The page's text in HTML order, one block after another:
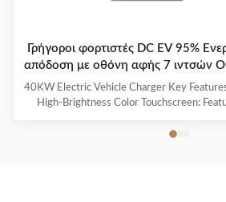
Γρήγοροι φορτιστές DC EV 95%
απόδοση με οθόνη αφής 7 ιντσών
40KW Electric Vehicle Charger Key
High-Brightness Color Touchscreen:
display of charging status. • Energy